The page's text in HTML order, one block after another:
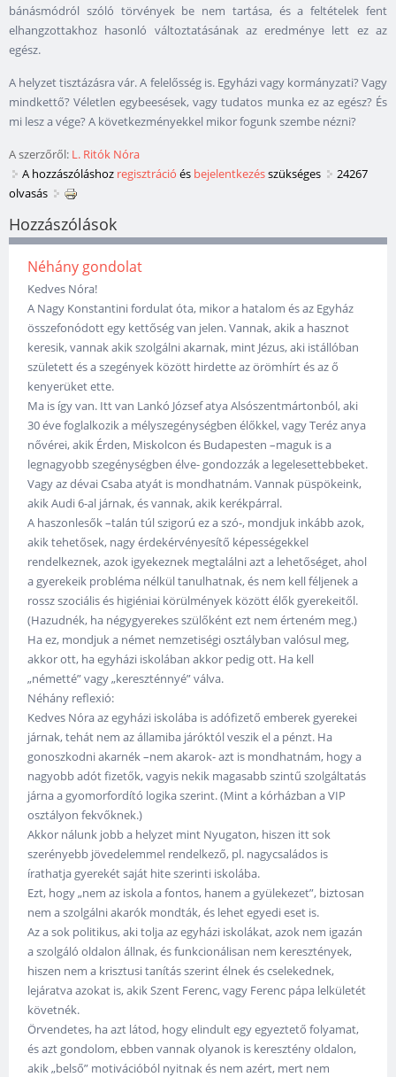
bánásmódról szóló törvények be nem tartása, és a feltételek fent
elhangzottakhoz hasonló változtatásának az eredménye lett ez az
egész.
A helyzet tisztázásra vár. A felelősség is. Egyházi vagy kormányzati? Vagy
mindkettő? Véletlen egybeesések, vagy tudatos munka ez az egész? És
mi lesz a vége? A következményekkel mikor fogunk szembe nézni?
A szerzőről: L. Ritók Nóra
A hozzászóláshoz regisztráció és bejelentkezésszükséges
24267
olvasás
Hozzászólások
Néhány gondolat
Kedves Nóra!
A Nagy Konstantini fordulat óta, mikor a hatalom és az Egyház
összefonódott egy kettőség van jelen. Vannak, akik a hasznot
keresik, vannak akik szolgálni akarnak, mint Jézus, aki istállóban
született és a szegények között hirdette az örömhírt és az ő
kenyerüket ette.
Ma is így van. Itt van Lankó József atya Alsószentmártonból, aki
30 éve foglalkozik a mélyszegénységben élőkkel, vagy Teréz anya
nővérei, akik Érden, Miskolcon és Budapesten –maguk is a
legnagyobb szegénységben élve- gondozzák a legelesettebbeket.
Vagy az dévai Csaba atyát is mondhatnám. Vannak püspökeink,
akik Audi 6-al járnak, és vannak, akik kerékpárral.
A haszonlesők –talán túl szigorú ez a szó-, mondjuk inkább azok,
akik tehetősek, nagy érdekérvényesítő képességekkel
rendelkeznek, azok igyekeznek megtalálni azt a lehetőséget, ahol
a gyerekeik probléma nélkül tanulhatnak, és nem kell féljenek a
rossz szociális és higiéniai körülmények között élők gyerekeitől.
(Hazudnék, ha négygyerekes szülőként ezt nem érteném meg.)
Ha ez, mondjuk a német nemzetiségi osztályban valósul meg,
akkor ott, ha egyházi iskolában akkor pedig ott. Ha kell
„németté” vagy „kereszténnyé” válva.
Néhány reflexió:
Kedves Nóra az egyházi iskolába is adófizető emberek gyerekei
járnak, tehát nem az államiba járóktól veszik el a pénzt. Ha
gonoszkodni akarnék –nem akarok- azt is mondhatnám, hogy a
nagyobb adót fizetők, vagyis nekik magasabb szintű szolgáltatás
járna a gyomorfordító logika szerint. (Mint a kórházban a VIP
osztályon fekvőknek.)
Akkor nálunk jobb a helyzet mint Nyugaton, hiszen itt sok
szerényebb jövedelemmel rendelkező, pl. nagycsaládos is
írathatja gyerekét saját hite szerinti iskolába.
Ezt, hogy „nem az iskola a fontos, hanem a gyülekezet”, biztosan
nem a szolgálni akarók mondták, és lehet egyedi eset is.
Az a sok politikus, aki tolja az egyházi iskolákat, azok nem igazán
a szolgáló oldalon állnak, és funkcionálisan nem keresztények,
hiszen nem a krisztusi tanítás szerint élnek és cselekednek,
lejáratva azokat is, akik Szent Ferenc, vagy Ferenc pápa lelkületét
követnék.
Örvendetes, ha azt látod, hogy elindult egy egyeztető folyamat,
és azt gondolom, ebben vannak olyanok is keresztény oldalon,
akik „belső” motivációból nyitnak és nem azért, mert nem